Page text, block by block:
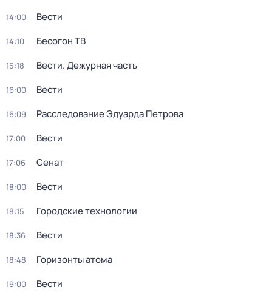
14:00 Вести
14:10 Бесогон ТВ
15:18 Вести. Дежурная часть
16:00 Вести
16:09 Расследование Эдуарда Петрова
17:00 Вести
17:06 Сенат
18:00 Вести
18:15 Городские технологии
18:36 Вести
18:48 Горизонты атома
19:00 Вести